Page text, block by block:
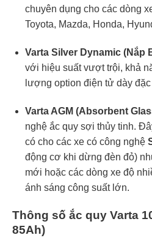
chuyên dụng cho các dòng
Toyota, Mazda, Honda,
Varta Silver Dynamic (Nắp
với hiệu suất vượt trội, khả
lượng option điện tử dày
Varta AGM (Absorbent
nghệ ắc quy sợi thủy tinh.
có cho các xe có công nghệ
động cơ khi dừng đèn đỏ)
mới hoặc các dòng xe độ
ánh sáng công suất lớn.
Thông số ắc quy Varta
85Ah)